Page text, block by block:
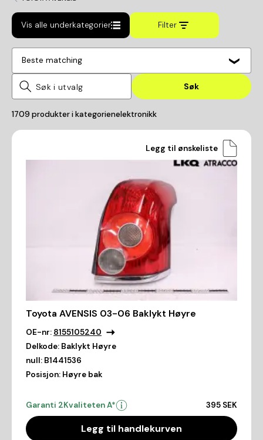
Vis alle underkategorier Filter
Beste matching
Søk
1709 produkter i kategorienelektronikk
Legg til ønskeliste
Toyota AVENSIS 03-06 Baklykt Høyre
OE-nr: 8155105240
Delkode: Baklykt Høyre
null: B1441536
Posisjon: Høyre bak
Garanti 2Kvaliteten A* 395 SEK
Legg til handlekurven